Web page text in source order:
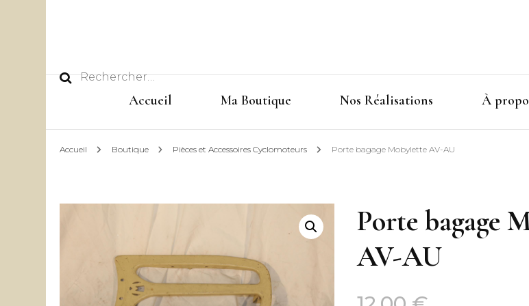
Rechercher :
Accueil Ma Boutique Nos Réalisations À
Accueil Boutique Pièces et Accessoires Cyclomoteurs Porte bagage Mobylette AV-AU
Porte bagage
AV-AU